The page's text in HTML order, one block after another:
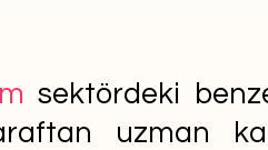
sektördeki
uzman